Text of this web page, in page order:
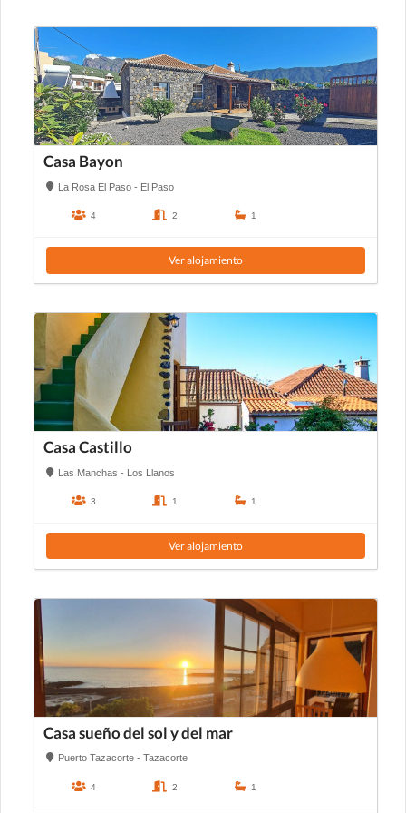
Casa Bayon
La Rosa El Paso - El Paso
4 2 1
Ver alojamiento
Casa Castillo
Las Manchas - Los Llanos
3 1 1
Ver alojamiento
Casa sueño del sol y del mar
Puerto Tazacorte - Tazacorte
4 2 1